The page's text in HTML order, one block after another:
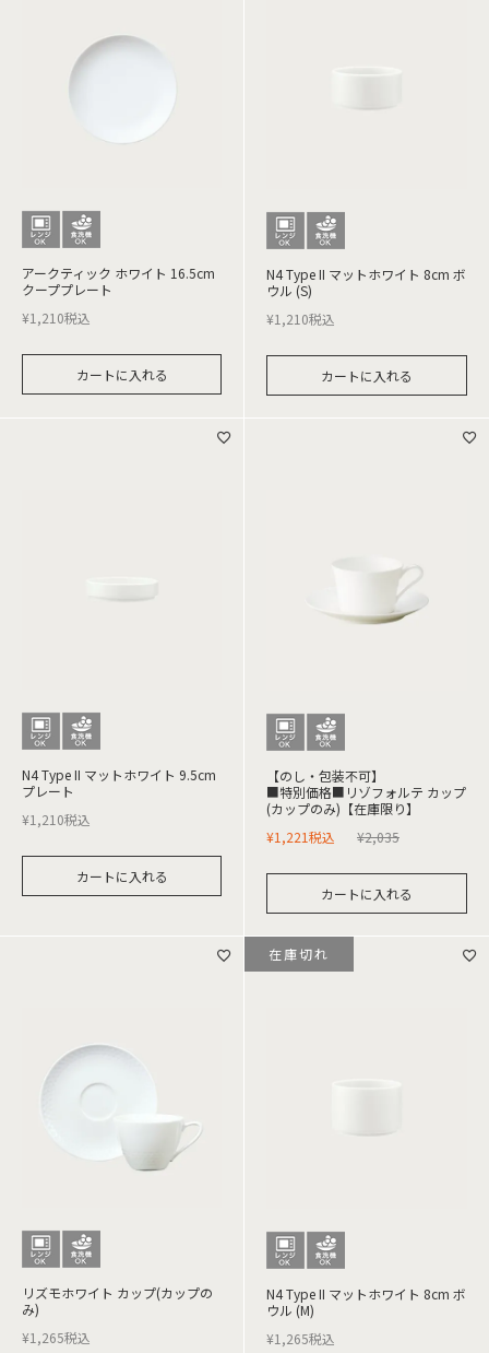
アークティック ホワイト 16.5cm
クーププレート
¥1,210税込
カートに入れる
N4 Type II マットホワイト 8cm ボ
ウル (S)
¥1,210税込
カートに入れる
N4 Type II マットホワイト 9.5cm
プレート
¥1,210税込
カートに入れる
【のし・包装不可】
■特別価格■リゾフォルテ カップ
(カップのみ)【在庫限り】
¥2,035
¥1,221税込
カートに入れる
リズモホワイト カップ(カップの
み)
¥1,265税込
N4 Type II マットホワイト 8cm ボ
ウル (M)
¥1,265税込
在庫切れ